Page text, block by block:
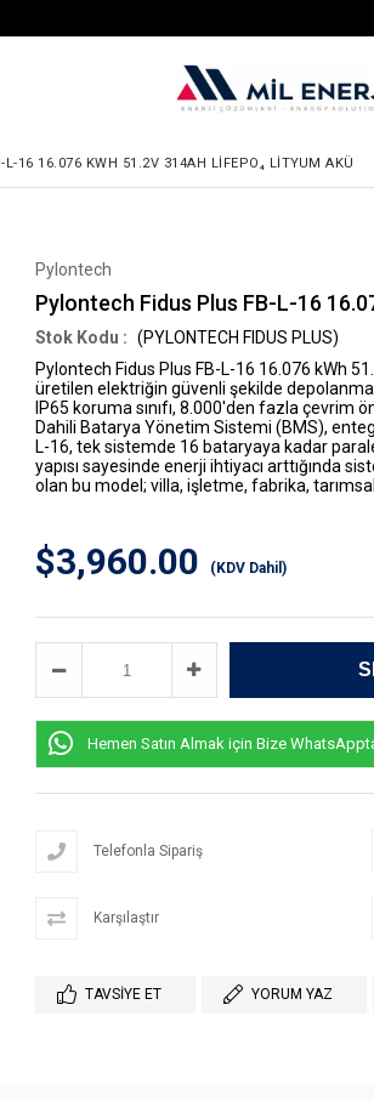
16 16.076 KWH 51.2V 314AH LIFEPO₄ LITYUM AKÜ
Pylontech
Pylontech Fidus Plus FB-L-16
(PYLONTECH FIDUS PLUS)
Pylontech Fidus Plus FB-L-16 16.076 kWh
üretilen elektriğin güvenli şekilde
IP65 koruma sınıfı, 8.000'den fazla
Dahili Batarya Yönetim Sistemi (BMS),
L-16, tek sistemde 16 bataryaya kadar
yapısı sayesinde enerji ihtiyacı arttığında
olan bu model; villa, işletme, fabrika,
$3,960.00 (KDV Dahil)
Hemen Satın Almak için Bize
Telefonla Sipariş
Karşılaştır
TAVSIYE ET YORUM YAZ